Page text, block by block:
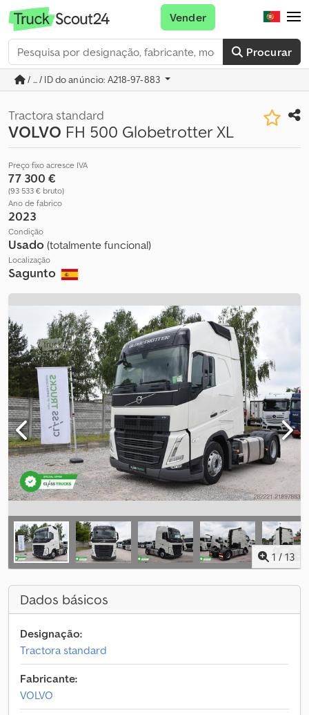
Procurar
Vender
/ ... / ID do anúncio: A218-97-883
Tractora standard
VOLVO FH 500 Globetrotter XL
Preço fixo acresce IVA
77 300 €
(93 533 € bruto)
Ano de fabrico
2023
Condição
Usado (totalmente funcional)
Localização
Sagunto
1 / 13
Dados básicos
Designação:
Tractora standard
Fabricante:
VOLVO